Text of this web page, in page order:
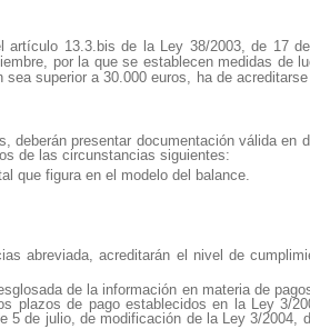
13.3.bis de la Ley 38/2003, de 17
por la que se establecen medidas de
superior a 30.000 euros, ha de
presentar documentación válida en
de las circunstancias siguientes:
que figura en el modelo del balance.
abreviada, acreditarán el nivel de
de la información en materia de
plazos de pago establecidos en la Ley 3/
5 de julio, de modificación de la Ley 3/2004,